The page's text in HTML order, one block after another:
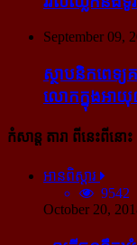
September 09,
ស្ថាបនិក​ពេទ្យ​គ
លោក​ក្នុង​អាយុ​
កំសាន្ដ តារា ពីនេះពីនោះ
អានពិស្ដារ
9542
October 20,